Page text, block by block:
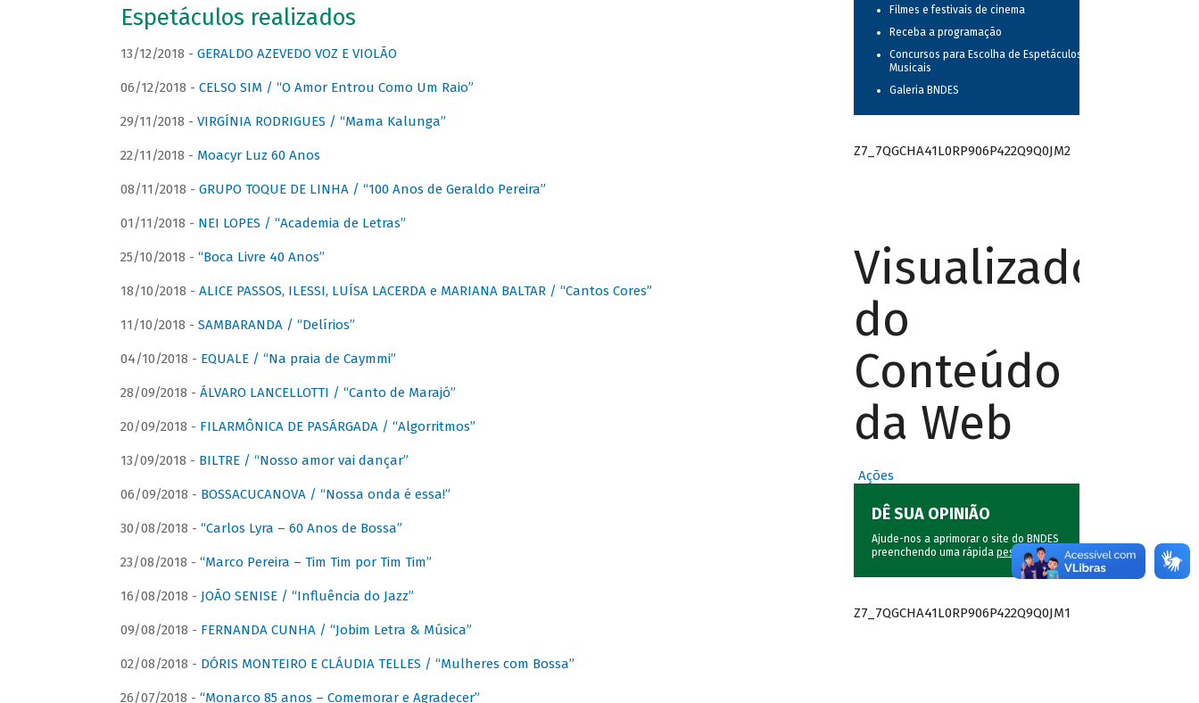
Espetáculos realizados
13/12/2018 - GERALDO AZEVEDO VOZ E VIOLÃO
06/12/2018 - CELSO SIM / “O Amor Entrou Como Um Raio”
29/11/2018 - VIRGÍNIA RODRIGUES / “Mama Kalunga”
22/11/2018 - Moacyr Luz 60 Anos
08/11/2018 - GRUPO TOQUE DE LINHA / “100 Anos de Geraldo Pereira”
01/11/2018 - NEI LOPES / “Academia de Letras”
25/10/2018 - “Boca Livre 40 Anos”
18/10/2018 - ALICE PASSOS, ILESSI, LUÍSA LACERDA e MARIANA BALTAR / “Cantos Cores”
11/10/2018 - SAMBARANDA / “Delírios”
04/10/2018 - EQUALE / “Na praia de Caymmi”
28/09/2018 - ÁLVARO LANCELLOTTI / “Canto de Marajó”
20/09/2018 - FILARMÔNICA DE PASÁRGADA / “Algorritmos”
13/09/2018 - BILTRE / “Nosso amor vai dançar”
06/09/2018 - BOSSACUCANOVA / “Nossa onda é essa!”
30/08/2018 - “Carlos Lyra – 60 Anos de Bossa”
23/08/2018 - “Marco Pereira – Tim Tim por Tim Tim”
16/08/2018 - JOÃO SENISE / “Influência do Jazz”
09/08/2018 - FERNANDA CUNHA / “Jobim Letra & Música”
02/08/2018 - DÓRIS MONTEIRO E CLÁUDIA TELLES / “Mulheres com Bossa”
26/07/2018 - “Monarco 85 anos – Comemorar e Agradecer”
Filmes e festivais de cinema
Receba a programação
Concursos para Escolha de Espetáculos
Musicais
Galeria BNDES
Z7_7QGCHA41L0RP906P422Q9Q0JM2
Visualizador
do
Conteúdo
da Web
Ações
DÊ SUA OPINIÃO
Ajude-nos a aprimorar o site do BNDES
preenchendo uma rápida pesquisa.
Z7_7QGCHA41L0RP906P422Q9Q0JM1